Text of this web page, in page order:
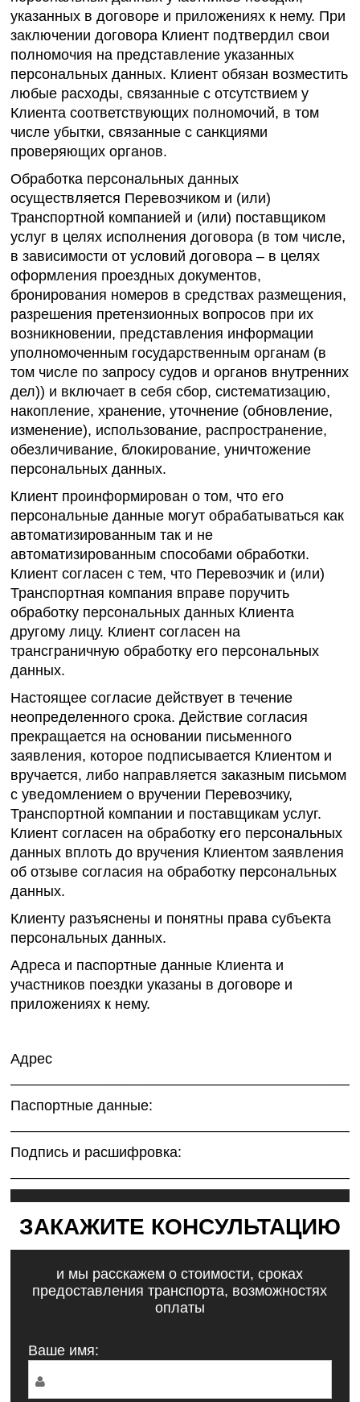
указанных в договоре и приложениях к нему. При
заключении договора Клиент подтвердил свои
полномочия на представление указанных
персональных данных. Клиент обязан возместить
любые расходы, связанные с отсутствием у
Клиента соответствующих полномочий, в том
числе убытки, связанные с санкциями
проверяющих органов.
Обработка персональных данных
осуществляется Перевозчиком и (или)
Транспортной компанией и (или) поставщиком
услуг в целях исполнения договора (в том числе,
в зависимости от условий договора – в целях
оформления проездных документов,
бронирования номеров в средствах размещения,
разрешения претензионных вопросов при их
возникновении, представления информации
уполномоченным государственным органам (в
том числе по запросу судов и органов внутренних
дел)) и включает в себя сбор, систематизацию,
накопление, хранение, уточнение (обновление,
изменение), использование, распространение,
обезличивание, блокирование, уничтожение
персональных данных.
Клиент проинформирован о том, что его
персональные данные могут обрабатываться как
автоматизированным так и не
автоматизированным способами обработки.
Клиент согласен с тем, что Перевозчик и (или)
Транспортная компания вправе поручить
обработку персональных данных Клиента
другому лицу. Клиент согласен на
трансграничную обработку его персональных
данных.
Настоящее согласие действует в течение
неопределенного срока. Действие согласия
прекращается на основании письменного
заявления, которое подписывается Клиентом и
вручается, либо направляется заказным письмом
с уведомлением о вручении Перевозчику,
Транспортной компании и поставщикам услуг.
Клиент согласен на обработку его персональных
данных вплоть до вручения Клиентом заявления
об отзыве согласия на обработку персональных
данных.
Клиенту разъяснены и понятны права субъекта
персональных данных.
Адреса и паспортные данные Клиента и
участников поездки указаны в договоре и
приложениях к нему.
Адрес
Паспортные данные:
Подпись и расшифровка:
ЗАКАЖИТЕ КОНСУЛЬТАЦИЮ
и мы расскажем о стоимости, сроках
предоставления транспорта, возможностях
оплаты
Ваше имя: